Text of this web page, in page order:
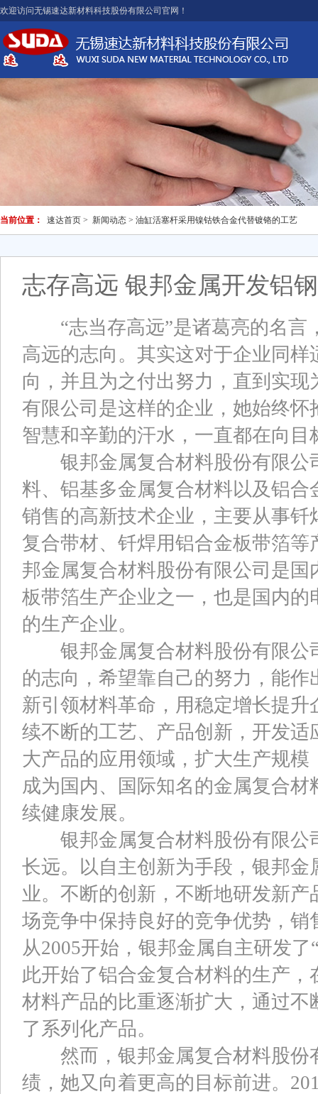
欢迎访问无锡速达新材料科技股份有限公司官网！
当前位置： 速达首页 > 新闻动态 > 油缸活塞杆采用镍钴铁合金代替镀铬的工艺
志存高远 银邦金属开发铝
“志当存高远”是诸葛亮的名言
高远的志向。其实这对于企业同
向，并且为之付出努力，直到实
有限公司是这样的企业，她始终
智慧和辛勤的汗水，一直都在向目
银邦金属复合材料股份有限公
料、铝基多金属复合材料以及铝
销售的高新技术企业，主要从事
复合带材、钎焊用铝合金板带箔
邦金属复合材料股份有限公司是
板带箔生产企业之一，也是国内
的生产企业。
银邦金属复合材料股份有限公
的志向，希望靠自己的努力，能
新引领材料革命，用稳定增长提
续不断的工艺、产品创新，开发
大产品的应用领域，扩大生产规
成为国内、国际知名的金属复合
续健康发展。
银邦金属复合材料股份有限公
长远。以自主创新为手段，银邦
业。不断的创新，不断地研发新
场竞争中保持良好的竞争优势，
从2005开始，银邦金属自主研发
此开始了铝合金复合材料的生产
材料产品的比重逐渐扩大，通过
了系列化产品。
然而，银邦金属复合材料股份
绩，她又向着更高的目标前进。